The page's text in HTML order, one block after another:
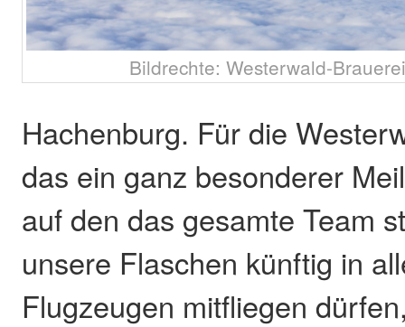
Bildrechte: Westerwald-
Hachenburg. Für die
das ein ganz besonderer
auf den das gesamte Team
unsere Flaschen künftig in
Flugzeugen mitfliegen